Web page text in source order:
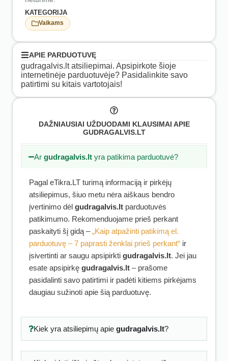
KATEGORIJA
Vaikams
APIE PARDUOTUVĘ
gudragalvis.lt atsiliepimai. Apsipirkote šioje
internetinėje parduotuvėje? Pasidalinkite savo
patirtimi su kitais vartotojais!
DAŽNIAUSIAI UŽDUODAMI KLAUSIMAI APIE
GUDRAGALVIS.LT
Argudragalvis.lt yra patikima parduotuvė?
Pagal eTikra.LT turimą informaciją ir pirkėjų
atsiliepimus, šiuo metu nėra aiškaus bendro
įvertinimo dėl gudragalvis.lt parduotuvės
patikimumo. Rekomenduojame prieš perkant
paskaityti šį gidą –„Kaip atpažinti patikimą el.
parduotuvę – 7 paprasti ženklai prieš perkant“ ir
įsivertinti ar saugu apsipirkti gudragalvis.lt. Jei jau
esate apsipirkę gudragalvis.lt – prašome
pasidalinti savo patirtimi ir padėti kitiems pirkėjams
daugiau sužinoti apie šią parduotuvę.
Kiek yra atsiliepimų apie gudragalvis.lt?